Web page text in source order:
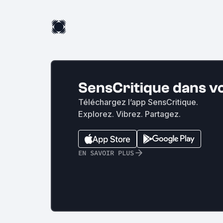
SensCritique dans
Téléchargez l’app SensCritique.
Explorez. Vibrez. Partagez.
EN SAVOIR PLUS